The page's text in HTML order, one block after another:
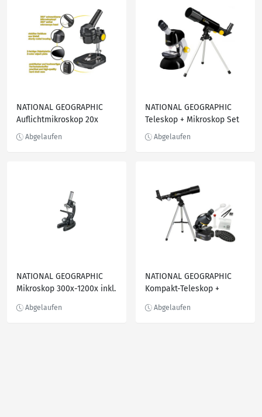
NATIONAL GEOGRAPHIC
Auflichtmikroskop 20x
NATIONAL GEOGRAPHIC
Teleskop + Mikroskop Set
NATIONAL GEOGRAPHIC
Mikroskop 300x-1200x inkl.
NATIONAL GEOGRAPHIC
Kompakt-Teleskop +
Smartphonehalterung